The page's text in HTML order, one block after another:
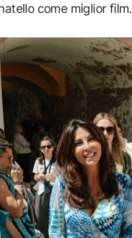
come miglior film.